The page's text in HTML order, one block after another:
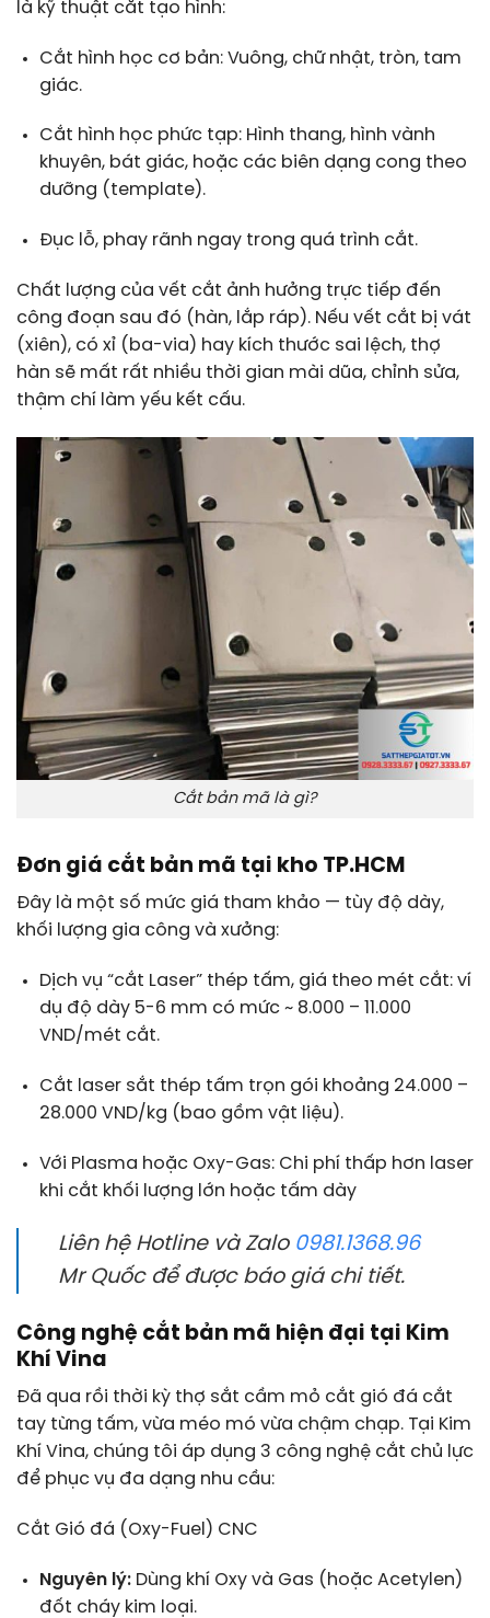
là kỹ thuật cắt tạo hình:
Cắt hình học cơ bản: Vuông, chữ nhật, tròn, tam
giác.
Cắt hình học phức tạp: Hình thang, hình vành
khuyên, bát giác, hoặc các biên dạng cong theo
dưỡng (template).
Đục lỗ, phay rãnh ngay trong quá trình cắt.
Chất lượng của vết cắt ảnh hưởng trực tiếp đến
công đoạn sau đó (hàn, lắp ráp). Nếu vết cắt bị vát
(xiên), có xỉ (ba-via) hay kích thước sai lệch, thợ
hàn sẽ mất rất nhiều thời gian mài dũa, chỉnh sửa,
thậm chí làm yếu kết cấu.
Cắt bản mã là gì?
Đơn giá cắt bản mã tại kho TP.HCM
Đây là một số mức giá tham khảo — tùy độ dày,
khối lượng gia công và xưởng:
Dịch vụ “cắt Laser” thép tấm, giá theo mét cắt: ví
dụ độ dày 5-6 mm có mức ~ 8.000 – 11.000
VND/mét cắt.
Cắt laser sắt thép tấm trọn gói khoảng 24.000 –
28.000 VND/kg (bao gồm vật liệu).
Với Plasma hoặc Oxy-Gas: Chi phí thấp hơn laser
khi cắt khối lượng lớn hoặc tấm dày
Liên hệ Hotline và Zalo 0981.1368.96
Mr Quốc để được báo giá chi tiết.
Công nghệ cắt bản mã hiện đại tại Kim
Khí Vina
Đã qua rồi thời kỳ thợ sắt cầm mỏ cắt gió đá cắt
tay từng tấm, vừa méo mó vừa chậm chạp. Tại Kim
Khí Vina, chúng tôi áp dụng 3 công nghệ cắt chủ lực
để phục vụ đa dạng nhu cầu:
Cắt Gió đá (Oxy-Fuel) CNC
Nguyên lý:Dùng khí Oxy và Gas (hoặc Acetylen)
đốt cháy kim loại.